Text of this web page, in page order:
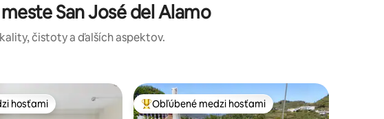
San José del Alamo
čistoty a ďalších aspektov.
hosťami
hosťami Najobľúbenejšie medzi hosťami
Obľúbené medzi hosťami